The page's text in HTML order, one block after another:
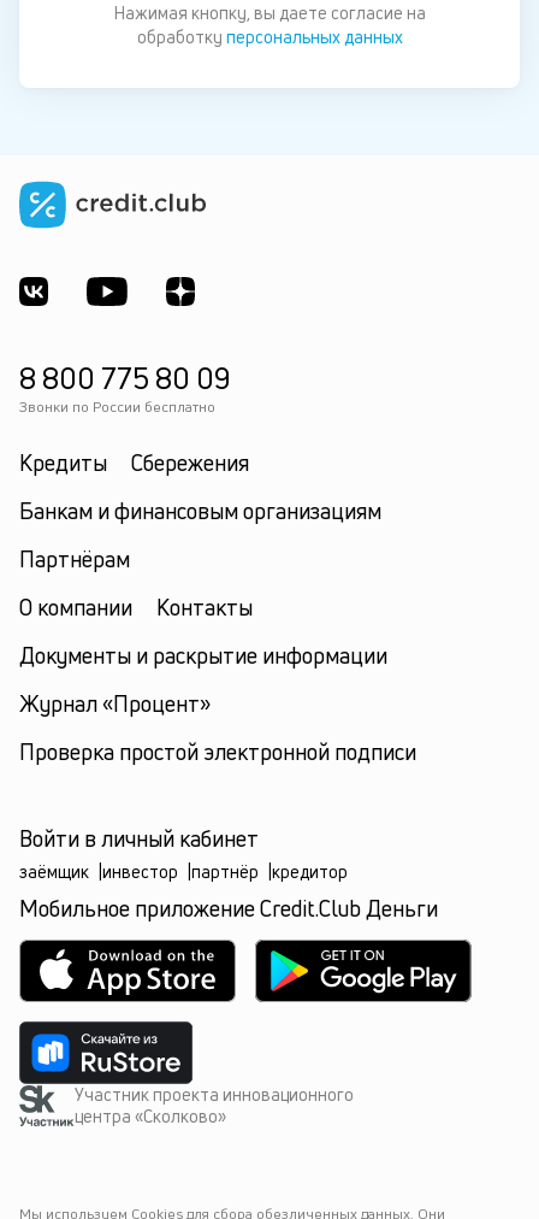
Нажимая кнопку, вы даете согласие на
обработку персональных данных
8 800 775 80 09
Звонки по России бесплатно
Кредиты
Сбережения
Банкам и финансовым организациям
Партнёрам
О компании
Контакты
Документы и раскрытие информации
Журнал «Процент»
Проверка простой электронной подписи
Мы используем Cookies для сбора обезличенных данных. Они
Войти в личный кабинет
заёмщик инвестор партнёр кредитор
Мобильное приложение Credit.Club Деньги
Участник проекта инновационного
центра «Сколково»